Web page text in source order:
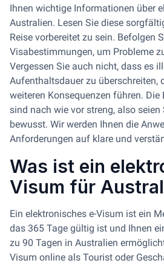
Ihnen wichtige Informationen über
Australien. Lesen Sie diese
Reise vorbereitet zu sein. Befolgen
Visabestimmungen, um Probleme
Vergessen Sie auch nicht, dass es
Aufenthaltsdauer zu überschreiten,
weiteren Konsequenzen führen.
sind nach wie vor streng, also seien
bewusst. Wir werden Ihnen die
Anforderungen auf klare und
Was ist ein
Visum für
Ein elektronisches e-Visum ist ein
das 365 Tage gültig ist und Ihnen
zu 90 Tagen in Australien
Visum online als Tourist oder